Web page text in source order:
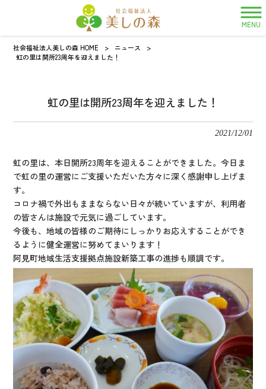
MENU
社会福祉法人美しの森 HOME > ニュース
>
虹の里は開所23周年を迎えました！
虹の里は開所23周年を迎えました！
2021/12/01
虹の里は、本日開所23周年を迎えることができました。今日ま
で虹の里の運営にご支援いただいた方々に深く感謝申し上げま
す。
コロナ禍で外出もままならない日々が続いていますが、利用者
の皆さんは施設で元気に過ごしています。
今後も、地域の皆様のご期待にしっかりお応えすることができ
るように健全運営に努めてまいります！
阿見町地域生活支援拠点施設新築工事の進捗も順調です。